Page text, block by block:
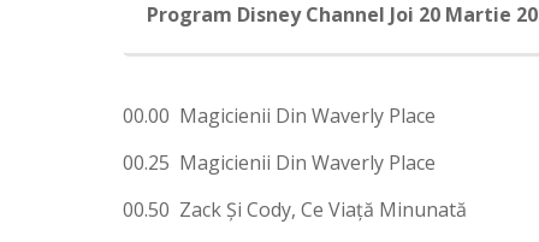
Program Disney Channel Joi 20 Martie
00.00 Magicienii Din Waverly Place
00.25 Magicienii Din Waverly Place
00.50 Zack Şi Cody, Ce Viaţă Minunată